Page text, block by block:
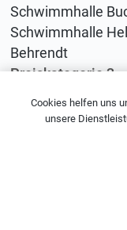
Schwimmhalle
Schwimmhalle
Behrendt
Preiskategorie 3
Schwimmhalle
"Sport u.
Cookies helfen uns
unsere